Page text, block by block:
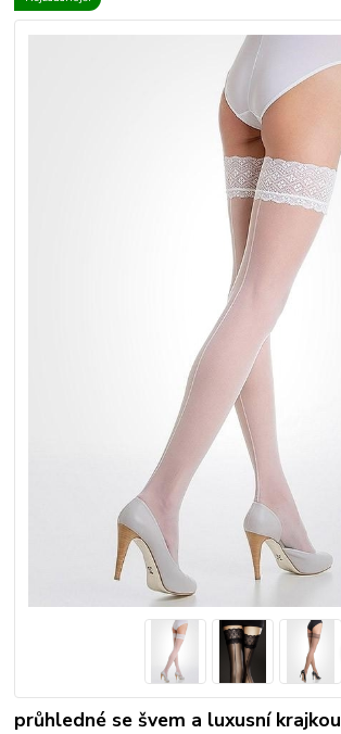
průhledné se švem a luxusní krajkou